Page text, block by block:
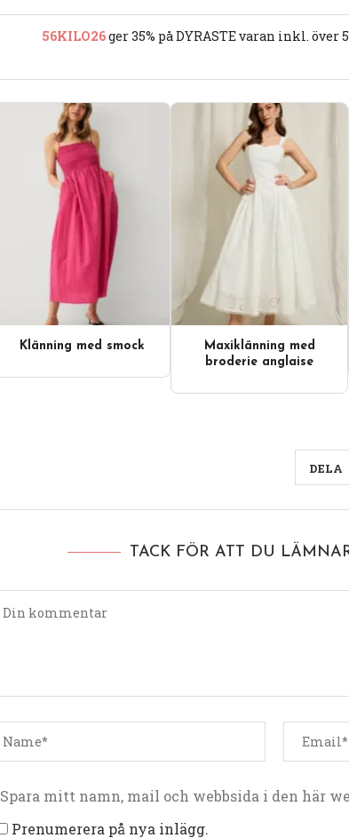
56KILO26ger 35% på DYRASTE varan inkl.
Klänning med smock
Maxiklänning med
broderie anglaise
DELA
TACK FÖR ATT DU
Spara mitt namn, mail och webbsida i den här
Prenumerera på nya inlägg.